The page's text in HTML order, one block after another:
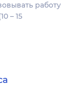
работу
– 15